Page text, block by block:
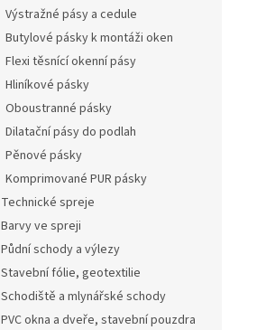
Výstražné pásy a cedule
Butylové pásky k montáži oken
Flexi těsnící okenní pásy
Hliníkové pásky
Oboustranné pásky
Dilatační pásy do podlah
Pěnové pásky
Komprimované PUR pásky
Technické spreje
Barvy ve spreji
Půdní schody a výlezy
Stavební fólie, geotextilie
Schodiště a mlynářské schody
PVC okna a dveře, stavební pouzdra